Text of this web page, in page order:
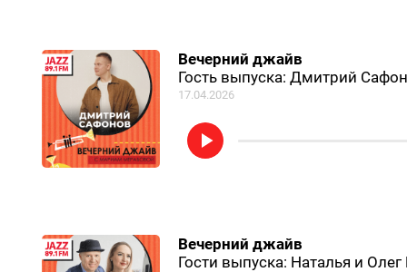
Вечерний джайв
Гость выпуска: Дмитрий
17.04.2026
Вечерний джайв
Гости выпуска: Наталья и